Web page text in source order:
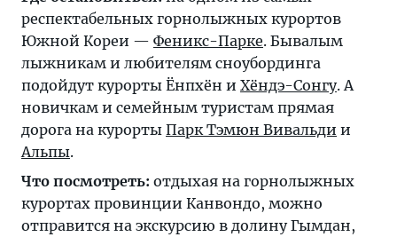
респектабельных горнолыжных курортов
Южной Кореи — Феникс-Парке. Бывалым
лыжникам и любителям сноубординга
подойдут курорты Ёнпхён и Хёндэ-Сонгу. А
новичкам и семейным туристам прямая
дорога на курорты Парк Тэмюн Вивальди и
Альпы.
Что посмотреть: отдыхая на горнолыжных
курортах провинции Канвондо, можно
отправится на экскурсию в долину Гымдан,